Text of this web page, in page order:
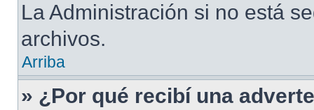
La Administración si no está
archivos.
Arriba
» ¿Por qué recibí una